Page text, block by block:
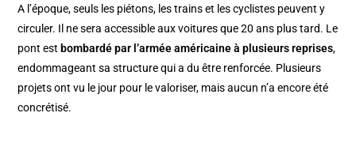
A l’époque, seuls les piétons, les trains et les cyclistes peuvent y
circuler. Il ne sera accessible aux voitures que 20 ans plus tard. Le
pont est bombardé par l’armée américaine à plusieurs reprises,
endommageant sa structure qui a du être renforcée. Plusieurs
projets ont vu le jour pour le valoriser, mais aucun n’a encore été
concrétisé.